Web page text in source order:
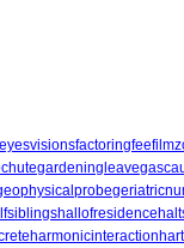
eyesvisionsfactoringfee
gardeningleave
hallofresidence
harmonicinteraction